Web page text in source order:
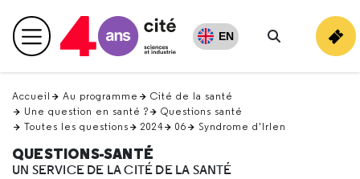
en
haut Menu principal EN
Rechercher
Accueil Au programme
Cité de la santé
Une question en santé ?
Questions santé
Toutes les questions
2024 06 Syndrome d'Irlen
QUESTIONS-SANTÉ
UN SERVICE DE LA CITÉ DE LA SANTÉ